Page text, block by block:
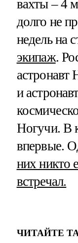
вахты – 4
долго не
недель на
экипаж.
и
Ногучи. В
впервые.
них никто
встречал.
ЧИТАЙТЕ